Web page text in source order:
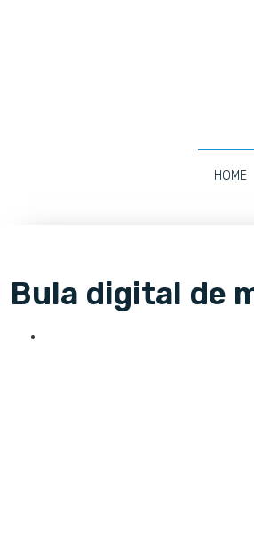
HOME
Bula digital de